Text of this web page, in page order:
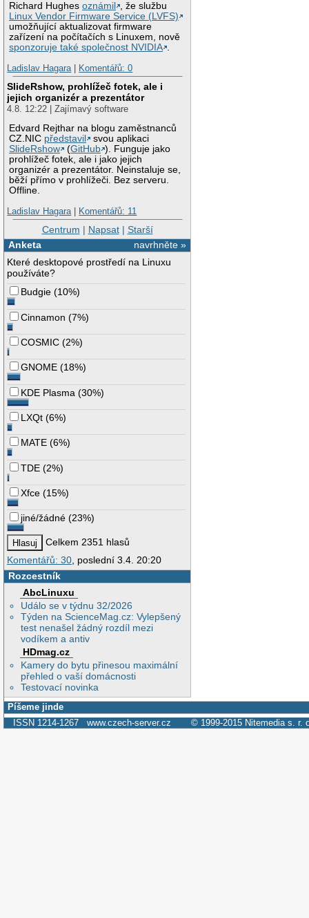
Richard Hughesoznámil
, že službu
Linux Vendor Firmware Service (LVFS)
umožňující aktualizovat firmware
zařízení na počítačích s Linuxem, nově
sponzoruje také společnost NVIDIA .
Ladislav Hagara| Komentářů: 0
SlideRshow, prohlížeč fotek, ale i
jejich organizér a prezentátor
4.8. 12:22 | Zajímavý software
Edvard Rejthar na blogu zaměstnanců
CZ.NIC představil
svou aplikaci
SlideRshow
(GitHub ). Funguje jako
prohlížeč fotek, ale i jako jejich
organizér a prezentátor. Neinstaluje se,
běží přímo v prohlížeči. Bez serveru.
Offline.
Ladislav Hagara| Komentářů: 11
Centrum | Napsat| Starší
navrhněte »
Anketa
Které desktopové prostředí na Linuxu
používáte?
Budgie (10%)
Cinnamon (7%)
COSMIC (2%)
GNOME (18%)
KDE Plasma (30%)
LXQt (6%)
MATE (6%)
TDE (2%)
Xfce (15%)
jiné/žádné (23%)
Celkem 2351 hlasů
Komentářů: 30 , poslední 3.4. 20:20
Rozcestník
AbcLinuxu
Událo se v týdnu 32/2026
Týden na ScienceMag.cz: Vylepšený
test nenašel žádný rozdíl mezi
vodíkem a antiv
HDmag.cz
Kamery do bytu přinesou maximální
přehled o vaší domácnosti
Testovací novinka
Píšeme jinde
ISSN 1214-1267 www.czech-server.cz © 1999-2015 Nitemedia s. r.